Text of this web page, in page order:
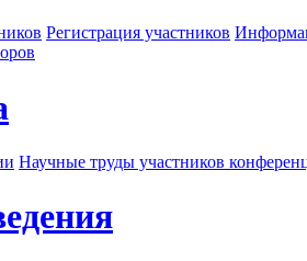
Регистрация участников
Научные труды участников